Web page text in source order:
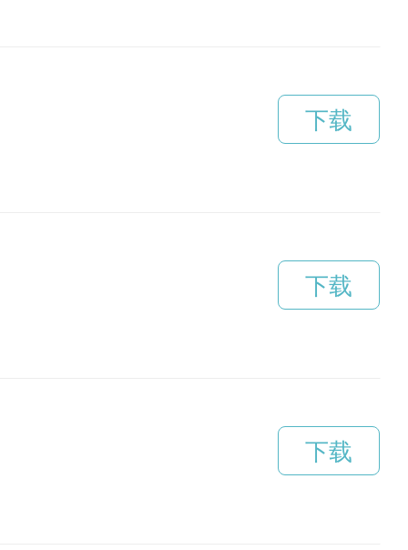
下载
下载
下载